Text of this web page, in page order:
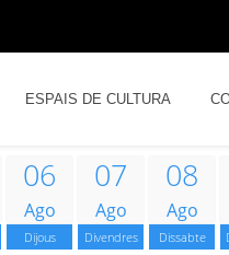
ESPAIS DE CULTURA
06
Ago
Dijous
07
Ago
Divendres
08
Ago
Dissabte